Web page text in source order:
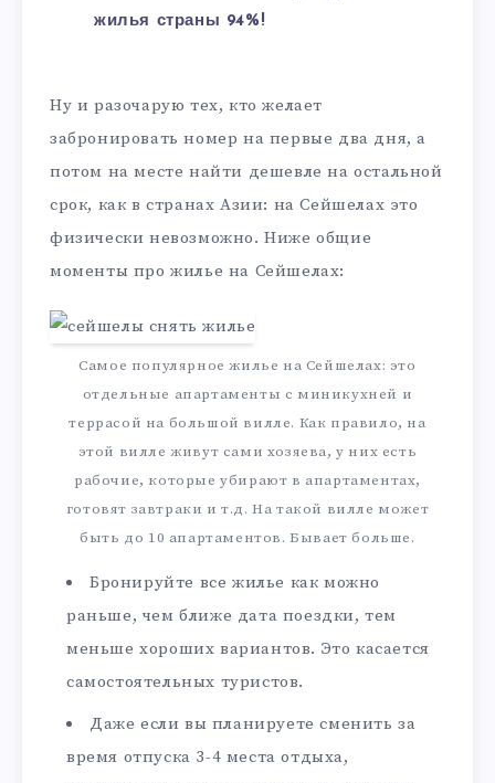
жилья страны 94%!
Ну и разочарую тех, кто желает
забронировать номер на первые два дня, а
потом на месте найти дешевле на остальной
срок, как в странах Азии: на Сейшелах это
физически невозможно. Ниже общие
моменты про жилье на Сейшелах:
Самое популярное жилье на Сейшелах: это
отдельные апартаменты с миникухней и
террасой на большой вилле. Как правило, на
этой вилле живут сами хозяева, у них есть
рабочие, которые убирают в апартаментах,
готовят завтраки и т.д. На такой вилле может
быть до 10 апартаментов. Бывает больше.
Бронируйте все жилье как можно
раньше, чем ближе дата поездки, тем
меньше хороших вариантов. Это касается
самостоятельных туристов.
Даже если вы планируете сменить за
время отпуска 3-4 места отдыха,